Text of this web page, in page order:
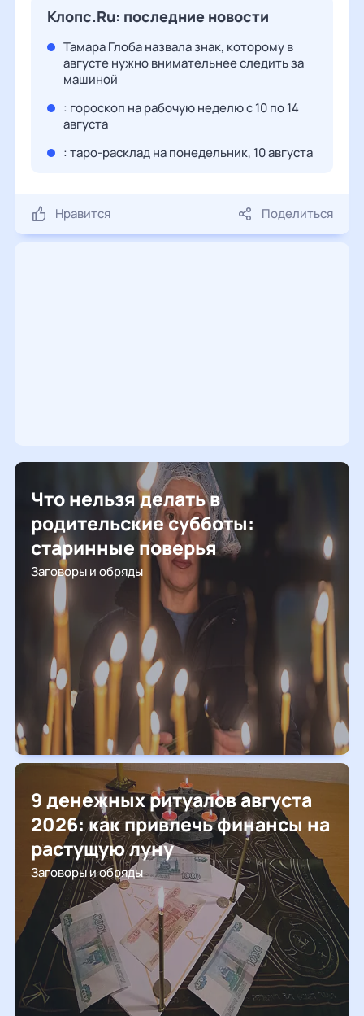
Клопс.Ru: последние новости
Тамара Глоба назвала знак, которому в
августе нужно внимательнее следить за
машиной
: гороскоп на рабочую неделю с 10 по 14
августа
: таро-расклад на понедельник, 10 августа
Нравится Поделиться
Что нельзя делать в
родительские субботы:
старинные поверья
Заговоры и обряды
9 денежных ритуалов августа
2026: как привлечь финансы на
растущую луну
Заговоры и обряды